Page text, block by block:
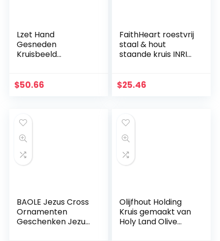
Lzet Hand
Gesneden
Kruisbeeld
Hars Materiaal
$50.66
FaithHeart roestvrij
staal & hout
staande kruis INRI
Home Decoratie
$25.46
BAOLE Jezus Cross
Ornamenten
Geschenken Jezus
Olijfhout Holding
Kruis gemaakt van
Holy Land Olive